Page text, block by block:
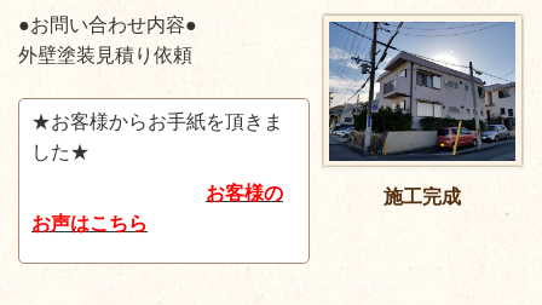
施工完成
●お問い合わせ内容●
外壁塗装見積り依頼
★お客様からお手紙を頂きま
した★
お客様の
お声はこちら